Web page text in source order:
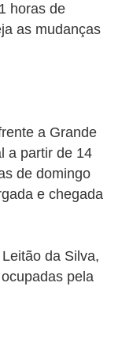
horas de
as mudanças
a Grande
a partir de 14
de domingo
e chegada
da Silva,
pela